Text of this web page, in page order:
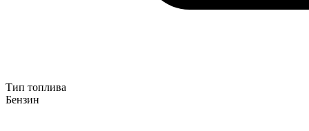
Тип топлива
Бензин